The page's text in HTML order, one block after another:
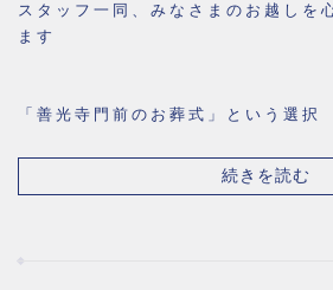
スタッフ一同、みなさまのお越しを
ます
「善光寺門前のお葬式」という選択
続きを読む